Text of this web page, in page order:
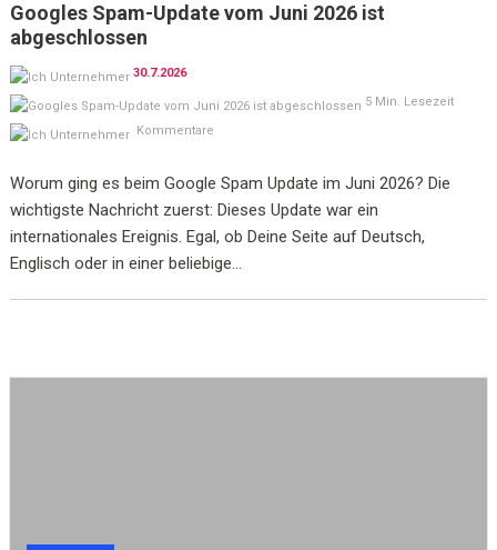
Googles Spam-Update vom Juni 2026 ist
abgeschlossen
30.7.2026
5 Min. Lesezeit
Kommentare
Worum ging es beim Google Spam Update im Juni 2026? Die
wichtigste Nachricht zuerst: Dieses Update war ein
internationales Ereignis. Egal, ob Deine Seite auf Deutsch,
Englisch oder in einer beliebige...